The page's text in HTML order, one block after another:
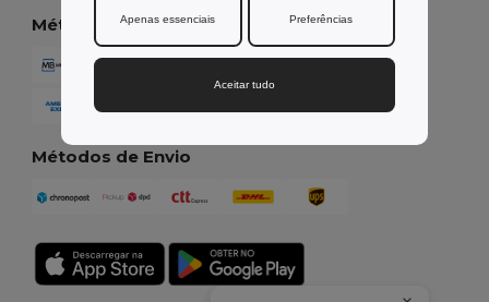
Métodos de Pagamento
Métodos de Envio
Apenas essenciais Preferências
Aceitar tudo